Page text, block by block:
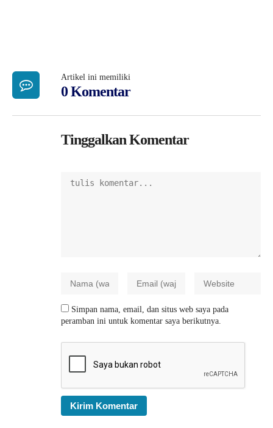
Artikel ini memiliki
0 Komentar
Tinggalkan Komentar
Simpan nama, email, dan situs web saya pada
peramban ini untuk komentar saya berikutnya.